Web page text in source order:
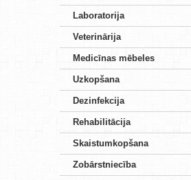
Laboratorija
Veterinārija
Medicīnas mēbeles
Uzkopšana
Dezinfekcija
Rehabilitācija
Skaistumkopšana
Zobārstniecība